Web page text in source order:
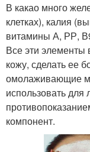
В какао много
клетках), калия
витамины А, РР,
Все эти элементы
кожу, сделать ее
омолаживающие
использовать
компонент.